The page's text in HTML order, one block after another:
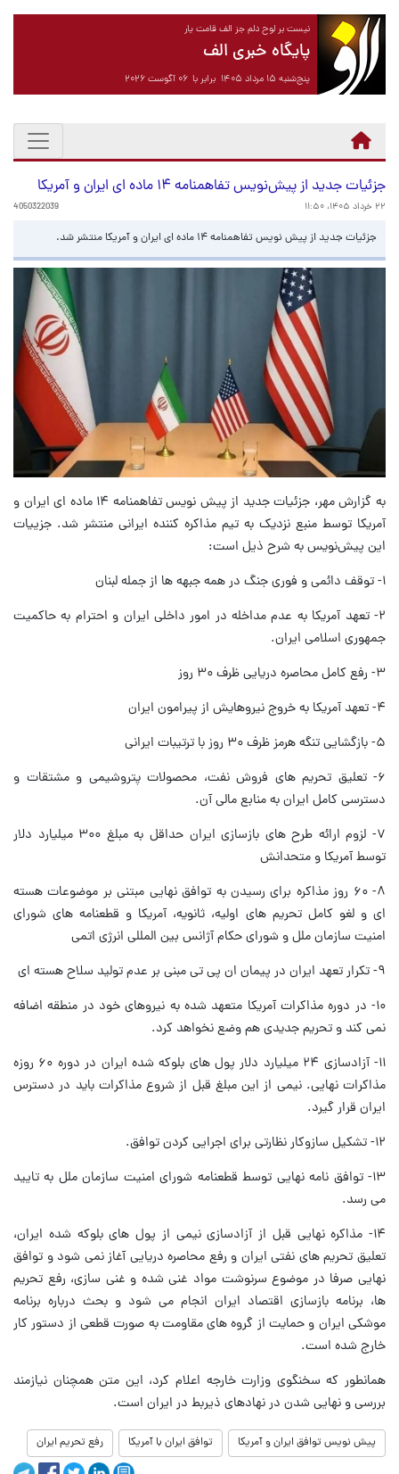
نیست بر لوح دلم جز الف قامت یار
پایگاه خبری الف
پنج‌شنبه ۱۵ مرداد ۱۴۰۵ برابر با ۰۶ آگوست ۲۰۲۶
جزئیات جدید از پیش‌نویس تفاهمنامه ۱۴ ماده ای ایران و آمریکا
۲۲ خرداد ۱۴۰۵، ۱۱:۵۰ 4050322039
جزئیات جدید از پیش نویس تفاهمنامه ۱۴ ماده ای ایران و آمریکا منتشر شد.
به گزارش مهر، جزئیات جدید از پیش نویس تفاهمنامه ۱۴ ماده ای ایران و
آمریکا توسط منبع نزدیک به تیم مذاکره کننده ایرانی منتشر شد. جزییات
این پیش‌نویس به شرح ذیل است:
۱- توقف دائمی و فوری جنگ در همه جبهه ها از جمله لبنان
۲- تعهد آمریکا به عدم مداخله در امور داخلی ایران و احترام به حاکمیت
جمهوری اسلامی ایران.
۳- رفع کامل محاصره دریایی ظرف ۳۰ روز
۴- تعهد آمریکا به خروج نیروهایش از پیرامون ایران
۵- بازگشایی تنگه هرمز ظرف ۳۰ روز با ترتیبات ایرانی
۶- تعلیق تحریم های فروش نفت، محصولات پتروشیمی و مشتقات و
دسترسی کامل ایران به منابع مالی آن.
۷- لزوم ارائه طرح های بازسازی ایران حداقل به مبلغ ۳۰۰ میلیارد دلار
توسط آمریکا و متحدانش
۸- ۶۰ روز مذاکره برای رسیدن به توافق نهایی مبتنی بر موضوعات هسته
ای و لغو کامل تحریم های اولیه، ثانویه، آمریکا و قطعنامه های شورای
امنیت سازمان ملل و شورای حکام آژانس بین المللی انرژی اتمی
۹- تکرار تعهد ایران در پیمان ان پی تی مبنی بر عدم تولید سلاح هسته ای
۱۰- در دوره مذاکرات آمریکا متعهد شده به نیروهای خود در منطقه اضافه
نمی کند و تحریم جدیدی هم وضع نخواهد کرد.
۱۱- آزادسازی ۲۴ میلیارد دلار پول های بلوکه شده ایران در دوره ۶۰ روزه
مذاکرات نهایی. نیمی از این مبلغ قبل از شروع مذاکرات باید در دسترس
ایران قرار گیرد.
۱۲- تشکیل سازوکار نظارتی برای اجرایی کردن توافق.
۱۳- توافق نامه نهایی توسط قطعنامه شورای امنیت سازمان ملل به تایید
می رسد.
۱۴- مذاکره نهایی قبل از آزادسازی نیمی از پول های بلوکه شده ایران،
تعلیق تحریم های نفتی ایران و رفع محاصره دریایی آغاز نمی شود و توافق
نهایی صرفا در موضوع سرنوشت مواد غنی شده و غنی سازی، رفع تحریم
ها، برنامه بازسازی اقتصاد ایران انجام می شود و بحث درباره برنامه
موشکی ایران و حمایت از گروه های مقاومت به صورت قطعی از دستور کار
خارج شده است.
همانطور که سخنگوی وزارت خارجه اعلام کرد، این متن همچنان نیازمند
بررسی و نهایی شدن در نهادهای ذیربط در ایران است.
پیش نویس توافق ایران و آمریکا توافق ایران با آمریکا رفع تحریم ایران